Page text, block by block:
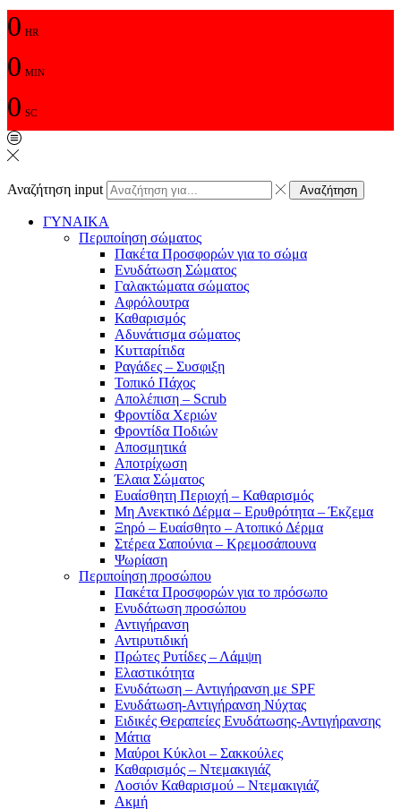
0 HR
0 MIN
0 SC
Αναζήτηση input Αναζήτηση
ΓΥΝΑΙΚΑ
Περιποίηση σώματος
Πακέτα Προσφορών για το σώμα
Ενυδάτωση Σώματος
Γαλακτώματα σώματος
Αφρόλουτρα
Καθαρισμός
Αδυνάτισμα σώματος
Κυτταρίτιδα
Ραγάδες – Συσφιξη
Τοπικό Πάχος
Απολέπιση – Scrub
Φροντίδα Χεριών
Φροντίδα Ποδιών
Αποσμητικά
Αποτρίχωση
Έλαια Σώματος
Ευαίσθητη Περιοχή – Καθαρισμός
Μη Ανεκτικό Δέρμα – Ερυθρότητα – Έκζεμα
Ξηρό – Ευαίσθητο – Ατοπικό Δέρμα
Στέρεα Σαπούνια – Κρεμοσάπουνα
Ψωρίαση
Περιποίηση προσώπου
Πακέτα Προσφορών για το πρόσωπο
Ενυδάτωση προσώπου
Αντιγήρανση
Αντιρυτιδική
Πρώτες Ρυτίδες – Λάμψη
Ελαστικότητα
Ενυδάτωση – Αντιγήρανση με SPF
Ενυδάτωση-Αντιγήρανση Νύχτας
Ειδικές Θεραπείες Ενυδάτωσης-Αντιγήρανσης
Μάτια
Μαύροι Κύκλοι – Σακκούλες
Καθαρισμός – Ντεμακιγιάζ
Λοσιόν Καθαρισμού – Ντεμακιγιάζ
Ακμή